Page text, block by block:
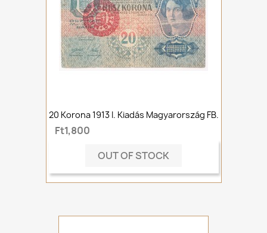
20 Korona 1913 I. Kiadás Magyarország FB.
Ft1,800
OUT OF STOCK